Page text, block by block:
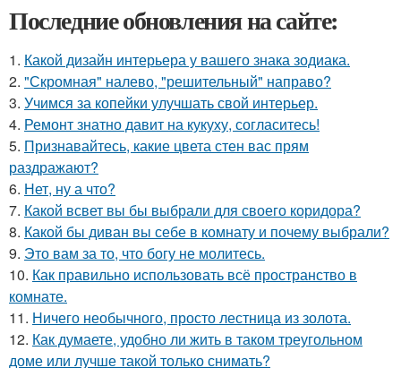
Последние обновления на сайте:
1. Какой дизайн интерьера у вашего знака зодиака.
2. "Скромная" налево, "решительный" направо?
3. Учимся за копейки улучшать свой интерьер.
4. Ремонт знатно давит на кукуху, согласитесь!
5. Признавайтесь, какие цвета стен вас прям
раздражают?
6. Нет, ну а что?
7. Какой всвет вы бы выбрали для своего коридора?
8. Какой бы диван вы себе в комнату и почему выбрали?
9. Это вам за то, что богу не молитесь.
10. Как правильно использовать всё пространство в
комнате.
11. Ничего необычного, просто лестница из золота.
12. Как думаете, удобно ли жить в таком треугольном
доме или лучше такой только снимать?